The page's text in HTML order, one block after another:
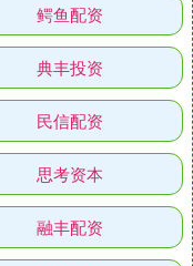
鳄鱼配资
典丰投资
民信配资
思考资本
融丰配资